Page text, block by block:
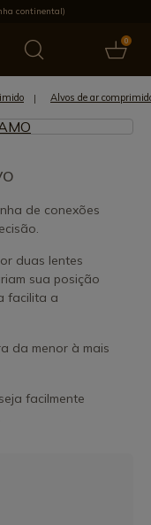
continental)
0
Últimas notícias
Alvos de ar
de conexões
duas lentes
sua posição
facilita a
da menor à mais
facilmente